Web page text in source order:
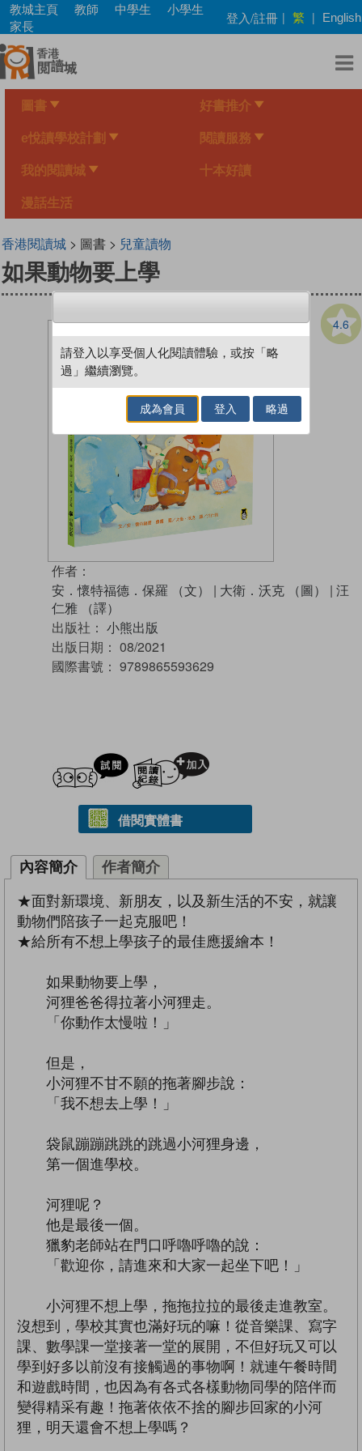
Skip
main
content
教城主頁 教師 中學生
小學生
家長
登入/註冊 | 繁 | English
圖書 好書推介
e悅讀學校計劃 閱讀服務
我的閱讀城 十本好讀
漫話生活
香港閱讀城> 圖書 > 兒童讀物
如果動物要上學
4.6
作者：
安．懷特福德．保羅 （文）
| 大衛．沃克 （圖） | 汪
仁雅 （譯）
出版社： 小熊出版
出版日期： 08/2021
國際書號： 9789865593629
試閲
借閱實體書
內容簡介 作者簡介
★面對新環境、新朋友，以及新生活的不安，就讓
動物們陪孩子一起克服吧！
★給所有不想上學孩子的最佳應援繪本！
如果動物要上學，
河狸爸爸得拉著小河狸走。
「你動作太慢啦！」
但是，
小河狸不甘不願的拖著腳步說：
「我不想去上學！」
袋鼠蹦蹦跳跳的跳過小河狸身邊，
第一個進學校。
河狸呢？
他是最後一個。
獵豹老師站在門口呼嚕呼嚕的說：
「歡迎你，請進來和大家一起坐下吧！」
小河狸不想上學，拖拖拉拉的最後走進教室。
沒想到，學校其實也滿好玩的嘛！從音樂課、寫字
課、數學課一堂接著一堂的展開，不但好玩又可以
學到好多以前沒有接觸過的事物啊！就連午餐時間
和遊戲時間，也因為有各式各樣動物同學的陪伴而
變得精采有趣！拖著依依不捨的腳步回家的小河
狸，明天還會不想上學嗎？
請登入以享受個人化閱讀體驗，或按「略
過」繼續瀏覽。
成為會員 登入 略過